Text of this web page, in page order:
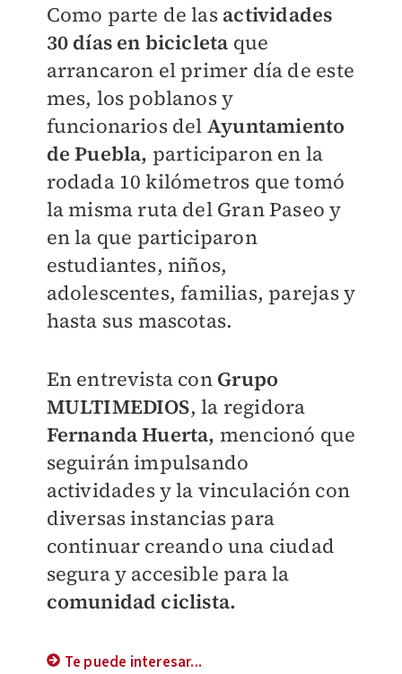
Como parte de las actividades
30 días en bicicleta que
arrancaron el primer día de este
mes, los poblanos y
funcionarios del Ayuntamiento
de Puebla, participaron en la
rodada 10 kilómetros que tomó
la misma ruta del Gran Paseo y
en la que participaron
estudiantes, niños,
adolescentes, familias, parejas y
hasta sus mascotas.
En entrevista con Grupo
MULTIMEDIOS, la regidora
Fernanda Huerta, mencionó que
seguirán impulsando
actividades y la vinculación con
diversas instancias para
continuar creando una ciudad
segura y accesible para la
comunidad ciclista.
Te puede interesar...